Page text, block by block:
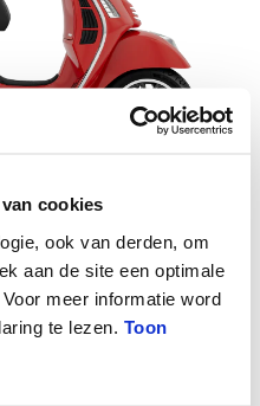
cookies
ook van derden, om
aan de site een optimale
meer informatie word
te lezen. Toon
310